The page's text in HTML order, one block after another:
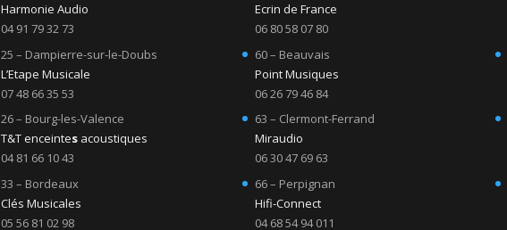
Harmonie Audio
04 91 79 32 73
25 – Dampierre-sur-le-Doubs
L’Etape Musicale
07 48 66 35 53
26 – Bourg-les-Valence
T&T enceintes acoustiques
04 81 66 10 43
33 – Bordeaux
Clés Musicales
05 56 81 02 98
Ecrin de France
06 80 58 07 80
60 – Beauvais
Point Musiques
06 26 79 46 84
63 – Clermont-Ferrand
Miraudio
06 30 47 69 63
66 – Perpignan
Hifi-Connect
04 68 54 94 011